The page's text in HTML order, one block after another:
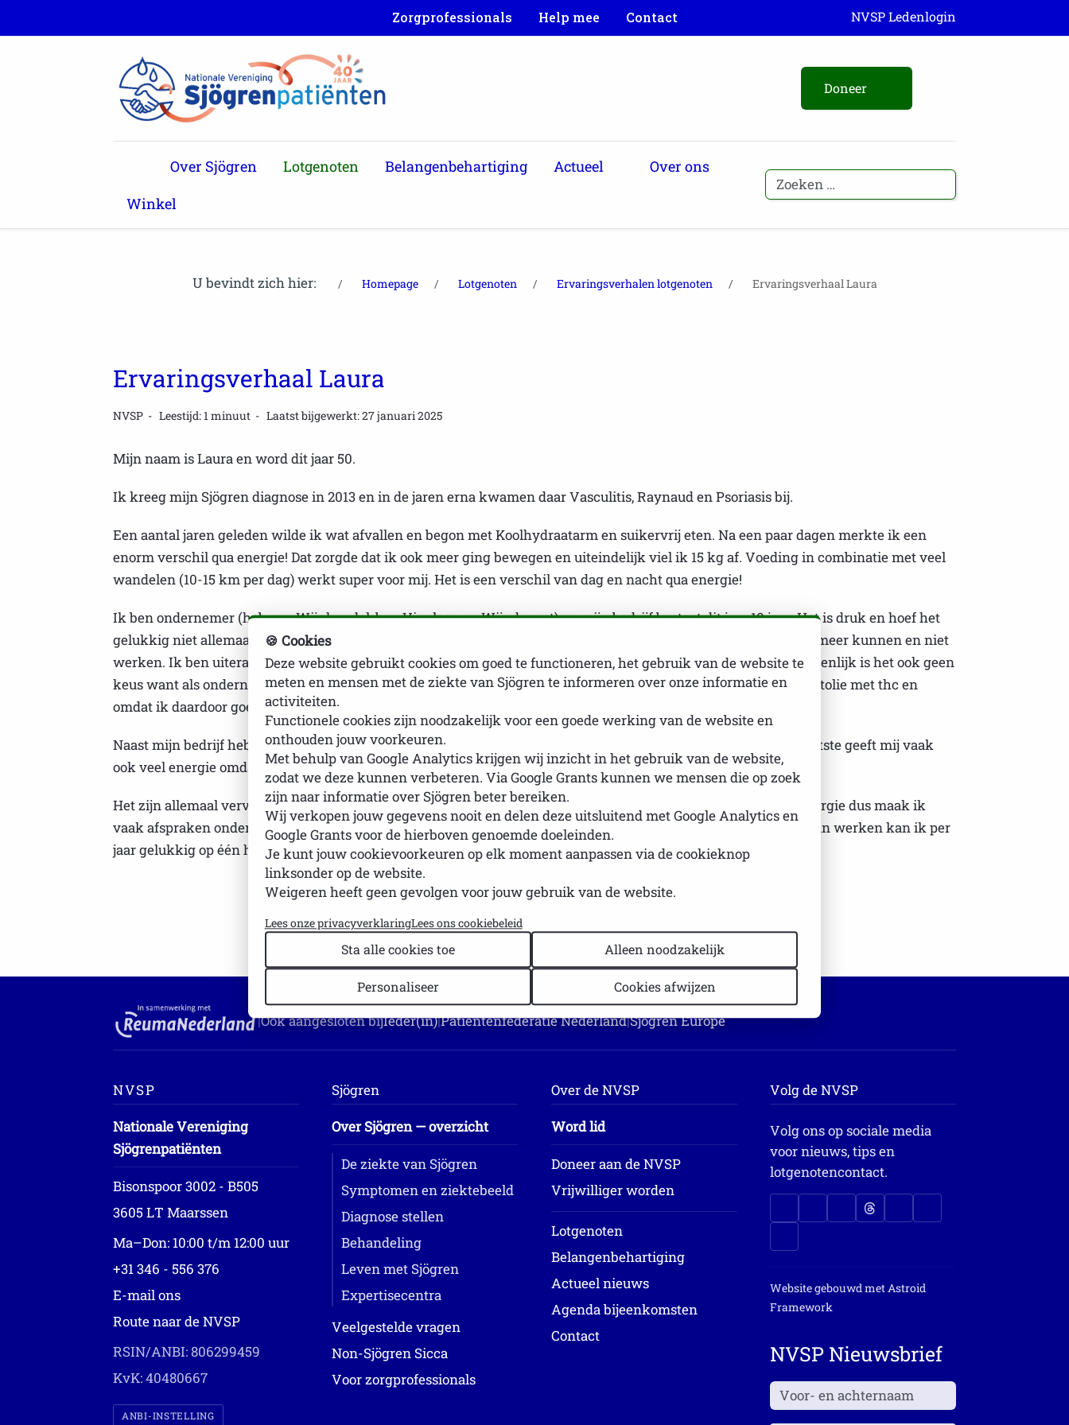
Zorgprofessionals Help mee Contact NVSP Ledenlogin
Doneer
Over Sjögren Lotgenoten Belangenbehartiging Actueel
Over ons
Winkel
U bevindt zich hier: Homepage Lotgenoten Ervaringsverhalen lotgenoten Ervaringsverhaal Laura
Ervaringsverhaal Laura
NVSP Leestijd: 1 minuut Laatst bijgewerkt: 27 januari 2025
Mijn naam is Laura en word dit jaar 50.
Ik kreeg mijn Sjögren diagnose in 2013 en in de jaren erna kwamen daar Vasculitis, Raynaud en Psoriasis bij.
Een aantal jaren geleden wilde ik wat afvallen en begon met Koolhydraatarm en suikervrij eten. Na een paar dagen merkte ik een
enorm verschil qua energie! Dat zorgde dat ik ook meer ging bewegen en uiteindelijk viel ik 15 kg af. Voeding in combinatie met veel
wandelen (10-15 km per dag) werkt super voor mij. Het is een verschil van dag en nacht qua energie!
Ik ben ondernemer (heb een Wijnhandel, ben Vinoloog en Wijndocent) en mijn bedrijf bestaat dit jaar 10 jaar. Het is druk en hoef het
gelukkig niet allemaal alleen te doen. Ik vind het soms moeilijk om te lezen dat er veel patiënten zijn die weinig meer kunnen en niet
werken. Ik ben uiteraard ook moe en lig iedere avond om half tien in bed maar denk graag in mogelijkheden. Eigenlijk is het ook geen
keus want als ondernemer heb ik geen ziektewet en moet soms gewoon door... Om goed te slapen gebruik ik wietolie met thc en
omdat ik daardoor goed slaap hoef ik eigenlijk ‘s middags nooit te rusten.
Naast mijn bedrijf hebben we een aardig druk sociaal leven en ben ik actief lid van Lions Heerenveen 2.0. Dat laatste geeft mij vaak
ook veel energie omdat we lokaal echt het verschil kunnen maken voor ouderen en minima in Heerenveen.
Het zijn allemaal vervelende aandoeningen maar het meest lastige van Sjögren is de onvoorspelbaarheid qua energie dus maak ik
vaak afspraken onder voorbehoud en probeer ik goed naar mijn lichaam te luisteren. De dagen dat ik echt niet kan werken kan ik per
jaar gelukkig op één hand tellen en vaak krijg ik ook veel energie van mijn werk!
|Ook aangesloten bijIeder(in)|Patiëntenfederatie Nederland|Sjögren Europe
NVSP
Nationale Vereniging
Sjögrenpatiënten
Bisonspoor 3002 - B505
3605 LT Maarssen
Ma–Don: 10:00 t/m 12:00 uur
+31 346 - 556 376
E-mail ons
Route naar de NVSP
RSIN/ANBI: 806299459
KvK: 40480667
ANBI-INSTELLING
Sjögren
Over Sjögren — overzicht
De ziekte van Sjögren
Symptomen en ziektebeeld
Diagnose stellen
Behandeling
Leven met Sjögren
Expertisecentra
Veelgestelde vragen
Non-Sjögren Sicca
Voor zorgprofessionals
Over de NVSP
Word lid
Doneer aan de NVSP
Vrijwilliger worden
Lotgenoten
Belangenbehartiging
Actueel nieuws
Agenda bijeenkomsten
Contact
Volg de NVSP
Volg ons op sociale media
voor nieuws, tips en
lotgenotencontact.
Website gebouwd metAstroid
Framework
NVSP Nieuwsbrief
🍪 Cookies
Deze website gebruikt cookies om goed te functioneren, het gebruik van de website te
meten en mensen met de ziekte van Sjögren te informeren over onze informatie en
activiteiten.
Functionele cookies zijn noodzakelijk voor een goede werking van de website en
onthouden jouw voorkeuren.
Met behulp van Google Analytics krijgen wij inzicht in het gebruik van de website,
zodat we deze kunnen verbeteren. Via Google Grants kunnen we mensen die op zoek
zijn naar informatie over Sjögren beter bereiken.
Wij verkopen jouw gegevens nooit en delen deze uitsluitend met Google Analytics en
Google Grants voor de hierboven genoemde doeleinden.
Je kunt jouw cookievoorkeuren op elk moment aanpassen via de cookieknop
linksonder op de website.
Weigeren heeft geen gevolgen voor jouw gebruik van de website.
Lees onze privacyverklaringLees ons cookiebeleid
Sta alle cookies toe Alleen noodzakelijk
Personaliseer Cookies afwijzen